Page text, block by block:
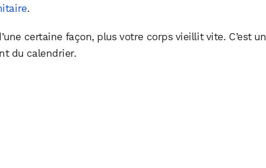
.
certaine façon, plus votre corps vieillit vite. C’est un
du calendrier.